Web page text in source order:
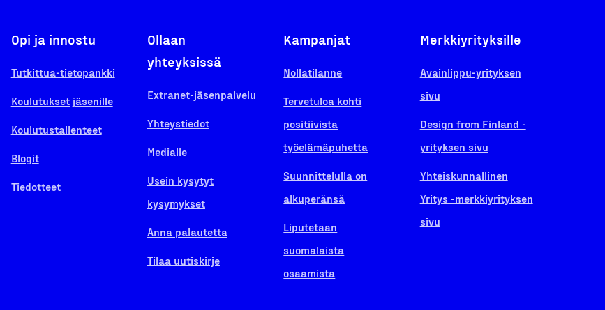
Opi ja innostu
Tutkittua-tietopankki
Koulutukset jäsenille
Koulutustallenteet
Blogit
Tiedotteet
Ollaan
yhteyksissä
Extranet-jäsenpalvelu
Yhteystiedot
Medialle
Usein kysytyt
kysymykset
Anna palautetta
Tilaa uutiskirje
Kampanjat
Nollatilanne
Tervetuloa kohti
positiivista
työelämäpuhetta
Suunnittelulla on
alkuperänsä
Liputetaan
suomalaista
osaamista
Merkkiyrityksille
Avainlippu-yrityksen
sivu
Design from Finland -
yrityksen sivu
Yhteiskunnallinen
Yritys -merkkiyrityksen
sivu